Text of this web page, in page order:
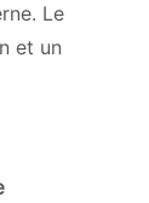
Le
et un